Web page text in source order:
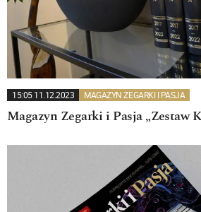
15:05 11.12.2023 MAGAZYN ZEGARKI I PASJA
Magazyn Zegarki i Pasja „Zestaw